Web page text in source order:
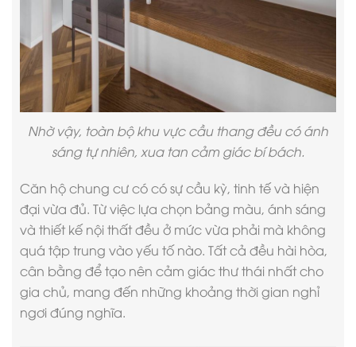
Nhờ vậy, toàn bộ khu vực cầu thang đều có ánh
sáng tự nhiên, xua tan cảm giác bí bách.
Căn hộ chung cư có có sự cầu kỳ, tinh tế và hiện
đại vừa đủ. Từ việc lựa chọn bảng màu, ánh sáng
và thiết kế nội thấtđều ở mức vừa phải mà không
quá tập trung vào yếu tố nào. Tất cả đều hài hòa,
cân bằng để tạo nên cảm giác thư thái nhất cho
gia chủ, mang đến những khoảng thời gian nghỉ
ngơi đúng nghĩa.